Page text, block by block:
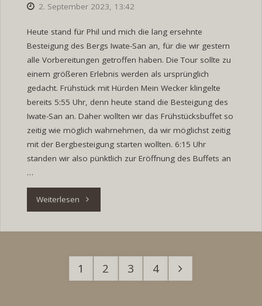
2. September 2023, 13:42
Heute stand für Phil und mich die lang ersehnte
Besteigung des Bergs Iwate-San an, für die wir gestern
alle Vorbereitungen getroffen haben. Die Tour sollte zu
einem größeren Erlebnis werden als ursprünglich
gedacht. Frühstück mit Hürden Mein Wecker klingelte
bereits 5:55 Uhr, denn heute stand die Besteigung des
Iwate-San an. Daher wollten wir das Frühstücksbuffet so
zeitig wie möglich wahrnehmen, da wir möglichst zeitig
mit der Bergbesteigung starten wollten. 6:15 Uhr
standen wir also pünktlich zur Eröffnung des Buffets an
…
Weiterlesen"Tag
des
Seitennummerierung
1 2 3 4